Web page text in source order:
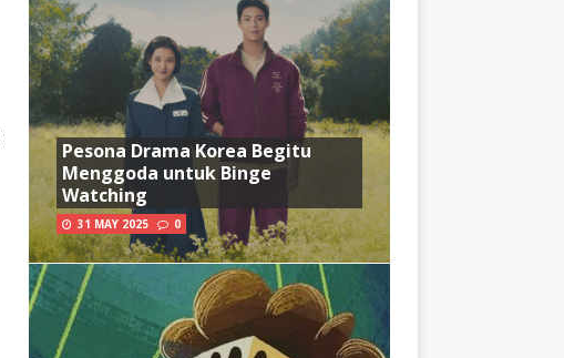
Pesona Drama Korea Begitu
Menggoda untuk Binge
Watching
31 MAY 2025 0